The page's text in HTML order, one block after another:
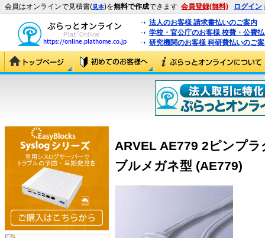
会員はオンラインで見積書(見本)を無料で作成できます 会員登録(無料) ログイン
法人のお客様 請求書払いのご案内
学校・官公庁のお客様 校費・公費
研究機関のお客様 科研費払いのご
ARVEL AE779 2ピンプ
ブルメガネ型 (AE779)